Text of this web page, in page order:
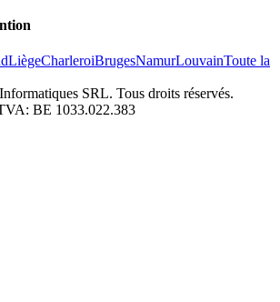
LiègeCharleroiBrugesNamurLouvainToute la
SRL. Tous droits réservés.
BE 1033.022.383